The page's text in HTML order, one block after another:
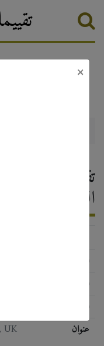
التعليقات 2026
UK
عنوان
×